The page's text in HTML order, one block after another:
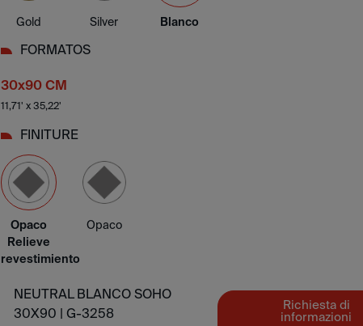
Gold Silver Blanco
FORMATOS
30x90 CM
11,71' x 35,22'
FINITURE
Opaco
Relieve
revestimiento
Opaco
NEUTRAL BLANCO SOHO
30X90 | G-3258
Richiesta di
informazioni